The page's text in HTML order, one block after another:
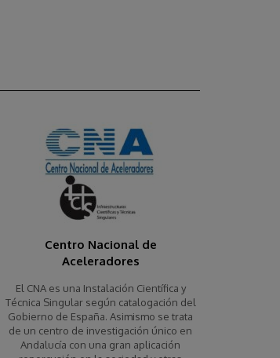
Centro Nacional de
Aceleradores
El CNA es una Instalación Científica y
Técnica Singular según catalogación del
Gobierno de España. Asimismo se trata
de un centro de investigación único en
Andalucía con una gran aplicación